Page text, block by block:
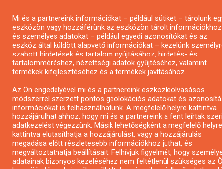
Mi és a partnereink információkat – például sütiket – tárolunk
eszközön vagy hozzáférünk az eszközön tárolt
és személyes adatokat – például egyedi azonosítókat és az
eszköz által küldött alapvető információkat – kezelünk
szabott hirdetések és tartalom nyújtásához, hirdetés- és
tartalomméréshez, nézettségi adatok gyűjtéséhez, valamint
termékek kifejlesztéséhez és a termékek javításához.
Az Ön engedélyével mi és a partnereink eszközleolvasásos
módszerrel szerzett pontos geolokációs adatokat és
információkat is felhasználhatunk. A megfelelő helyre kattintva
hozzájárulhat ahhoz, hogy mi és a partnereink a fent leírtak
adatkezelést végezzünk. Másik lehetőségként a megfelelő helyre
kattintva elutasíthatja a hozzájárulást, vagy a hozzájárulás
megadása előtt részletesebb információkhoz juthat, és
megváltoztathatja beállításait. Felhívjuk figyelmét, hogy
adatainak bizonyos kezeléséhez nem feltétlenül szükséges az